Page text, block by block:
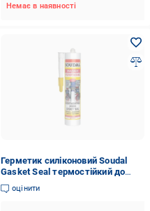
Немає в наявності
Герметик силіконовий Soudal
Gasket Seal термостійкий до
285°С 280 мл Червоний
(000020000000060001)
оцінити